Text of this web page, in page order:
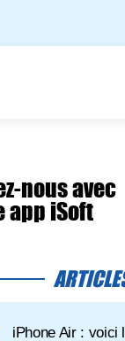
nous avec
app iSoft
iPhone Air : voici